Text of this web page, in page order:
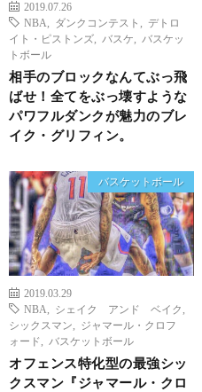
2019.07.26
NBA
ダンクコンテスト
デトロ
イト・ピストンズ
バスケ
バスケッ
トボール
相手のブロックなんてぶっ飛
ばせ！全てをぶっ壊すような
パワフルダンクが魅力のブレ
イク・グリフィン。
バスケットボール
2019.03.29
NBA
シェイク アンド ベイク
シックスマン
ジャマール・クロフ
ォード
バスケットボール
オフェンス特化型の最強シッ
クスマン『ジャマール・クロ